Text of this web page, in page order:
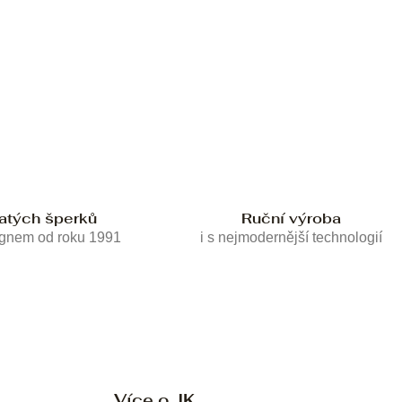
šperků
od roku 1991
Ruční výroba
i s nejmodernější technologií